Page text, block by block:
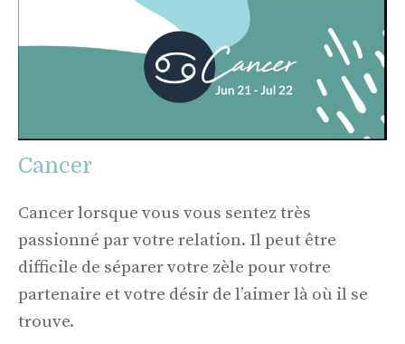
Cancer
Cancer lorsque vous vous sentez très
passionné par votre relation. Il peut être
difficile de séparer votre zèle pour votre
partenaire et votre désir de l’aimer là où il se
trouve.